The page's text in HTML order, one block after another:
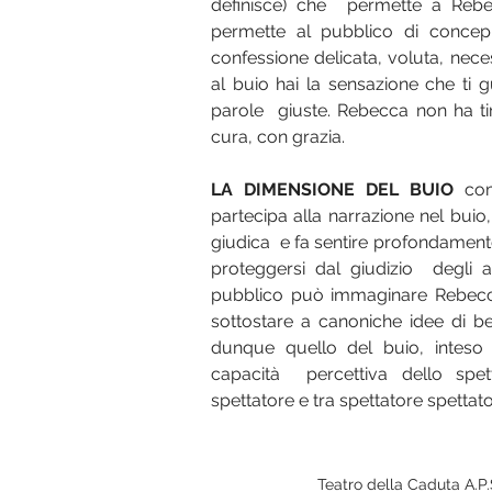
definisce) che  permette a
permette al pubblico di
confessione delicata, voluta,
al buio hai la sensazione che ti
parole  giuste. Rebecca non ha
cura, con grazia.
LA DIMENSIONE DEL BUIO
partecipa alla narrazione nel
giudica  e fa sentire
proteggersi dal giudizio  degli
pubblico può immaginare
sottostare a canoniche idee di
dunque quello del buio, inteso
capacità  percettiva dello
spettatore e tra spettatore
Teatro della Caduta